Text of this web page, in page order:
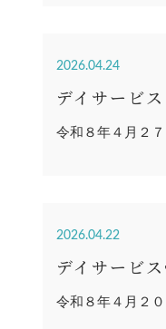
2026.04.24
デイサービ
令和８年４月２
2026.04.22
デイサービ
令和８年４月２